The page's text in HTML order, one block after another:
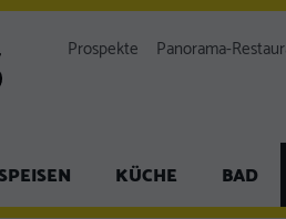
Prospekte Panorama-
KÜCHE BAD